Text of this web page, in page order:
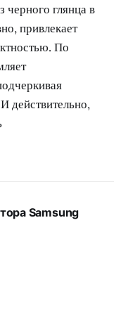
черного глянца в
привлекает
По
действительно,
Samsung